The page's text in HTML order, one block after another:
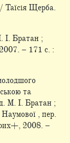
Таїсія Щерба.
І. Братан ;
– 171 с. :
та
М. І. Братан ;
, пер.
2008. –